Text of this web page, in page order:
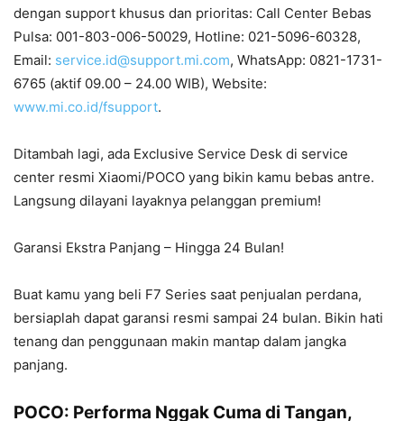
dengan support khusus dan prioritas: Call Center Bebas
Pulsa: 001-803-006-50029, Hotline: 021-5096-60328,
Email: service.id@support.mi.com, WhatsApp: 0821-1731-
6765 (aktif 09.00 – 24.00 WIB), Website:
www.mi.co.id/fsupport.
Ditambah lagi, ada Exclusive Service Desk di service
center resmi Xiaomi/POCO yang bikin kamu bebas antre.
Langsung dilayani layaknya pelanggan premium!
Garansi Ekstra Panjang – Hingga 24 Bulan!
Buat kamu yang beli F7 Series saat penjualan perdana,
bersiaplah dapat garansi resmi sampai 24 bulan. Bikin hati
tenang dan penggunaan makin mantap dalam jangka
panjang.
POCO: Performa Nggak Cuma di Tangan,